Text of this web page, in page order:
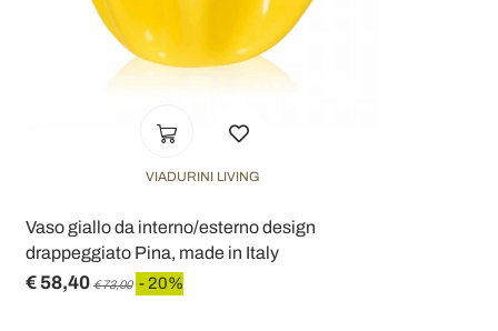
VIADURINI LIVING
Vaso giallo da interno/esterno design
drappeggiato Pina, made in Italy
€ 58,40 € 73,00 - 20%